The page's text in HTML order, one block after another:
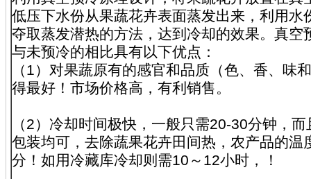
低压下水份从果蔬花卉表面蒸发出来，利用水
夺取蒸发潜热的方法，达到冷却的效果。真空
与未预冷的相比具有以下优点：
（1）对果蔬原有的感官和品质（色、香、味
得最好！市场价格高，有利销售。
（2）冷却时间极快，一般只需20-30分钟，
包装均可，去除蔬果花卉田间热，农产品的温
分！如用冷藏库冷却则需10～12小时，！